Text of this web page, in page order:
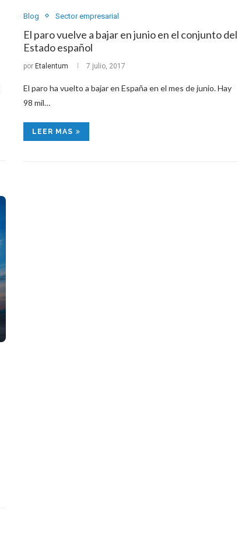
Blog Sector empresarial
El paro vuelve a bajar en junio en el conjunto del
Estado español
porEtalentum 7 julio, 2017
El paro ha vuelto a bajar en España en el mes de junio. Hay
98 mil…
LEER MAS